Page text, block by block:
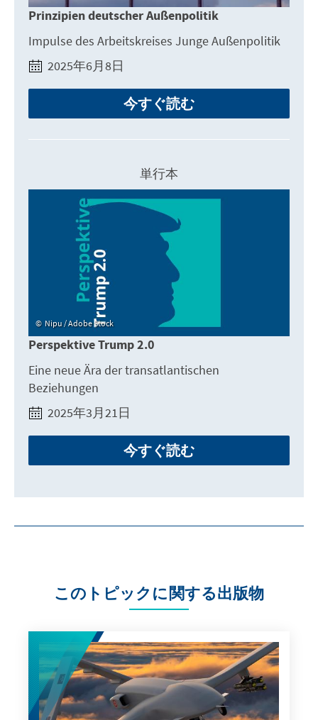
Prinzipien deutscher Außenpolitik
Impulse des Arbeitskreises Junge Außenpolitik
2025年6月8日
今すぐ読む
単行本
Nipu / Adobe Stock
Perspektive Trump 2.0
Eine neue Ära der transatlantischen
Beziehungen
2025年3月21日
今すぐ読む
このトピックに関する出版物